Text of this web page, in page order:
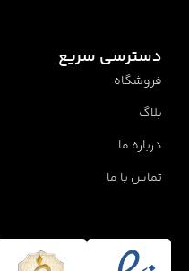
دسترسی سریع
فروشگاه
بلاگ
درباره ما
تماس با ما